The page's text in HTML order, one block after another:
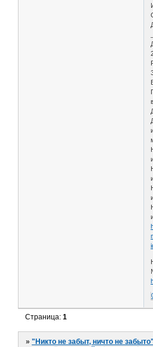
Страница:1
»"Никто не забыт, ничто не